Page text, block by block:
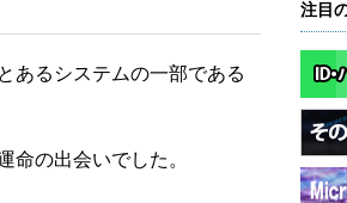
あるシステムの一部である
の出会いでした。
注目